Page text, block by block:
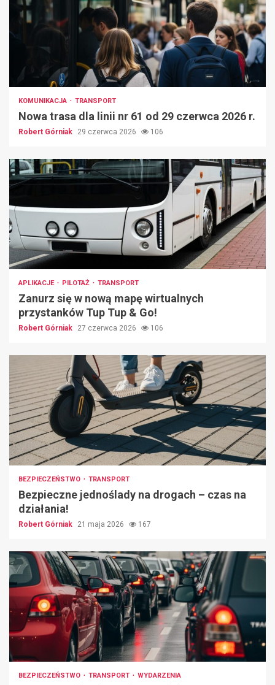
KOMUNIKACJA TRANSPORT
Nowa trasa dla linii nr 61 od 29 czerwca 2026 r.
Robert Górniak 29 czerwca 2026 106
APLIKACJE PILOTAŻ TRANSPORT
Zanurz się w nową mapę wirtualnych
przystanków Tup Tup & Go!
Robert Górniak 27 czerwca 2026 106
BEZPIECZEŃSTWO TRANSPORT
Bezpieczne jednoślady na drogach – czas na
działania!
Robert Górniak 21 maja 2026 167
BEZPIECZEŃSTWO TRANSPORT WYDARZENIA